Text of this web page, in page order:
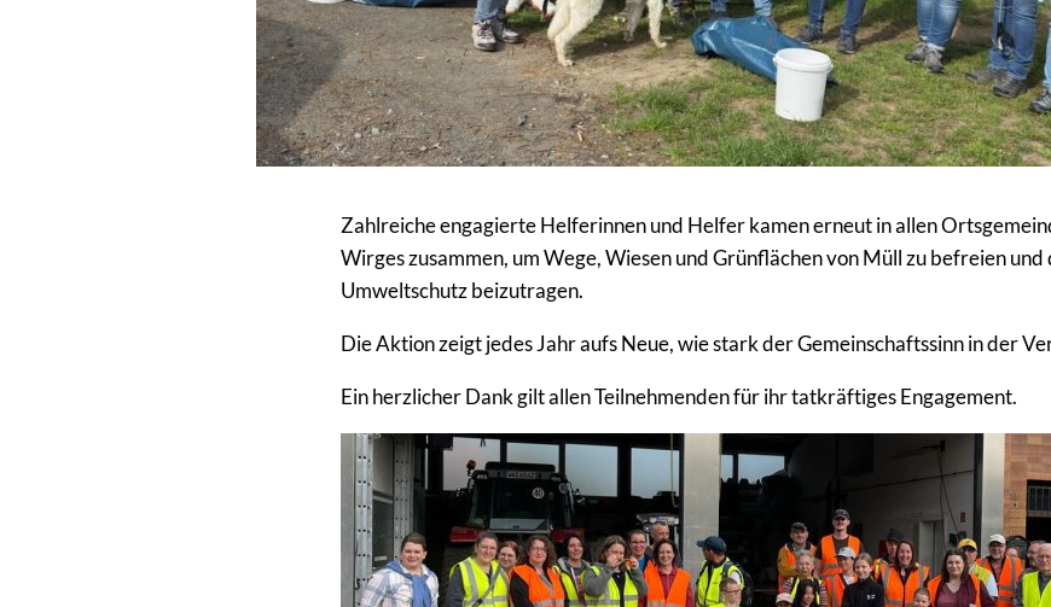
Zahlreiche engagierte Helferinnen und Helfer kamen erneut in allen
Wirges zusammen, um Wege, Wiesen und Grünflächen von Müll zu befreien
Umweltschutz beizutragen.
Die Aktion zeigt jedes Jahr aufs Neue, wie stark der Gemeinschaftssinn in der
Ein herzlicher Dank gilt allen Teilnehmenden für ihr tatkräftiges Engagement.